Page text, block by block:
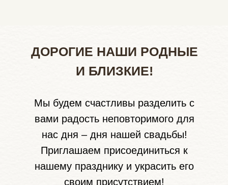
ДОРОГИЕ НАШИ РОДНЫЕ
И БЛИЗКИЕ!
Мы будем счастливы разделить с
вами радость неповторимого для
нас дня – дня нашей свадьбы!
Приглашаем присоединиться к
нашему празднику и украсить его
своим присутствием!